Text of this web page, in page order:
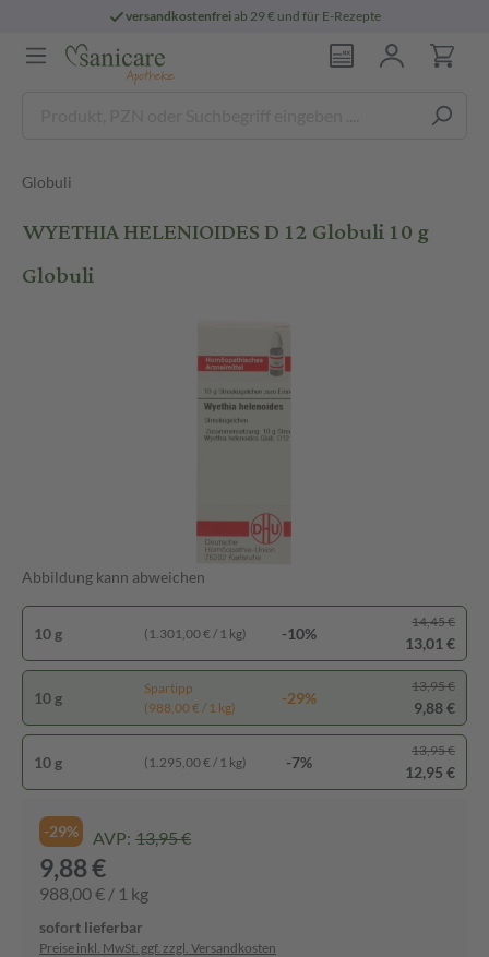
versandkostenfreiab 29 € und für E-Rezepte
Globuli
WYETHIA HELENIOIDES D 12 Globuli 10 g
Globuli
Abbildung kann abweichen
10 g (1.301,00 € / 1 kg) -10%
14,45 €
13,01 €
10 g
Spartipp
(988,00 € / 1 kg)
-29%
13,95 €
9,88 €
10 g (1.295,00 € / 1 kg) -7%
13,95 €
12,95 €
-29% AVP: 13,95 €
9,88 €
988,00 € / 1 kg
sofort lieferbar
Preise inkl. MwSt. ggf. zzgl. Versandkosten